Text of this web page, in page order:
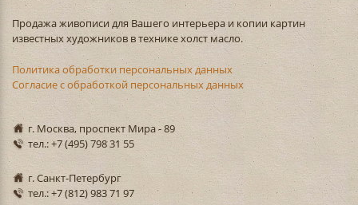
Продажа живописи для Вашего интерьера и копии картин
известных художников в технике холст масло.
Политика обработки персональных данных
Согласие с обработкой персональных данных
г. Москва, проспект Мира - 89
тел.: +7 (495) 798 31 55
г. Санкт-Петербург
тел.: +7 (812) 983 71 97